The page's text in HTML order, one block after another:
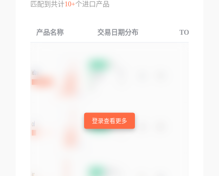
匹配到共计10+个进口产品
产品名称 交易日期分布 TOP3交易国
登录查看更多